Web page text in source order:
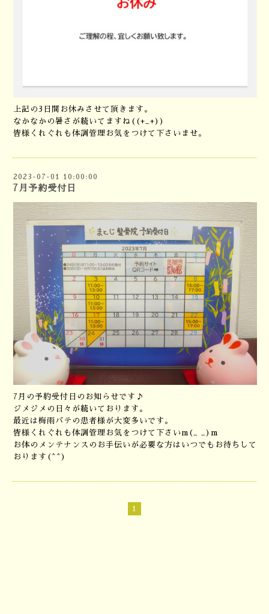
上記の3日間お休みさせて頂きます。
なかなかの暑さが続いてますね((+_+))
皆様くれぐれも体調管理お気をつけて下さいませ。
2023-07-01 10:00:00
7月予約受付日
7月の予約受付日のお知らせです♪
ジメジメの日々が続いております。
最近は梅雨バテの患者様が大変多いです。
皆様くれぐれも体調管理お気をつけて下さいm(_ _)m
お体のメンテナンスのお手伝いが必要な方はいつでもお待ちして
おります(^^)
1